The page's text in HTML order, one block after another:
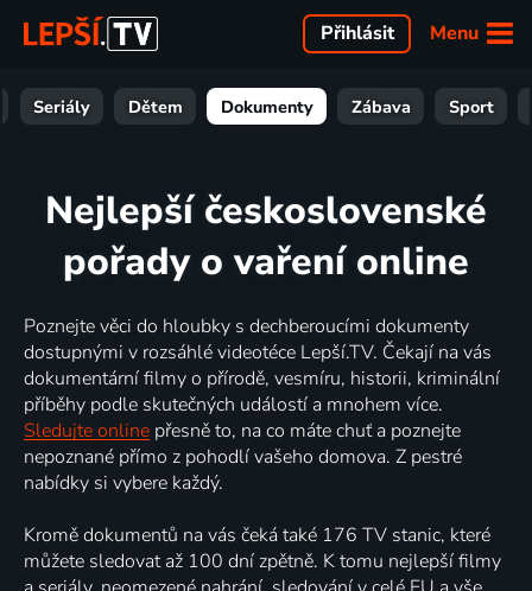
Menu
Přihlásit
Seriály Dětem Dokumenty Zábava Sport
Nejlepší československé
pořady o vaření online
Poznejte věci do hloubky s dechberoucími dokumenty
dostupnými v rozsáhlé videotéce Lepší.TV. Čekají na vás
dokumentární filmy o přírodě, vesmíru, historii, kriminální
příběhy podle skutečných událostí a mnohem více.
Sledujte online přesně to, na co máte chuť a poznejte
nepoznané přímo z pohodlí vašeho domova. Z pestré
nabídky si vybere každý.
Kromě dokumentů na vás čeká také 176 TV stanic, které
můžete sledovat až 100 dní zpětně. K tomu nejlepší filmy